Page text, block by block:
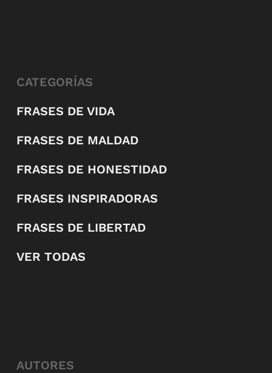
CATEGORÍAS
FRASES DE VIDA
FRASES DE MALDAD
FRASES DE HONESTIDAD
FRASES INSPIRADORAS
FRASES DE LIBERTAD
VER TODAS
AUTORES